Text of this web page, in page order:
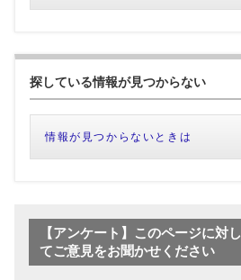
探している情報が見つからない
情報が見つからないときは
【アンケート】このページに対し
てご意見をお聞かせください